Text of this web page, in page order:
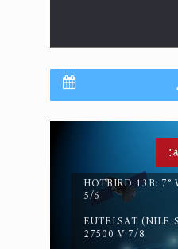
بزمن بعثة
عليه السلام
HOTBIRD 13B:
5/6
EUTELSAT (NILE
27500 V 7/8